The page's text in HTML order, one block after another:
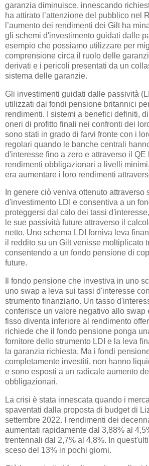
garanzia diminuisce, innescando
ha attirato l’attenzione del pubblico nel
l’aumento dei rendimenti dei Gilt ha
gli schemi d'investimento guidati dalle
esempio che possiamo utilizzare per
comprensione circa il ruolo delle
derivati e i pericoli presentati da un
sistema delle garanzie.
Gli investimenti guidati dalle passività
utilizzati dai fondi pensione britannici
rendimenti. I sistemi a benefici definiti,
oneri di profitto finali nei confronti dei
sono stati in grado di farvi fronte con i
regolari quando le banche centrali
d'interesse fino a zero e attraverso il QE
rendimenti obbligazionari a livelli
era aumentare i loro rendimenti
In genere ciò veniva ottenuto attraverso
d'investimento LDI e consentiva a un
proteggersi dal calo dei tassi
le sue passività future attraverso il
netto. Uno schema LDI forniva leva
il reddito su un Gilt venisse moltiplicato
consentendo a un fondo pensione di
future.
Il fondo pensione che investiva in uno
uno swap a leva sui tassi d'interesse
strumento finanziario. Un tasso
conferisce un valore negativo allo swap
fisso diventa inferiore al rendimento
richiede che il fondo pensione ponga
fornitore dello strumento LDI e la leva
la garanzia richiesta. Ma i fondi
completamente investiti, non hanno
e sono esposti a un radicale aumento
obbligazionari.
La crisi è stata innescata quando i
spaventati dalla proposta di budget di
settembre 2022. I rendimenti dei
aumentati rapidamente dal 3,88% al
trentennali dal 2,7% al 4,8%. In
sceso del 13% in pochi giorni.